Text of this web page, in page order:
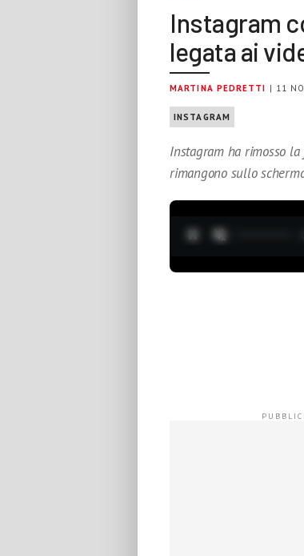
Instagram
legata ai
MARTINA PEDRETTI | 11
INSTAGRAM
Instagram ha rimosso la
rimangono sullo